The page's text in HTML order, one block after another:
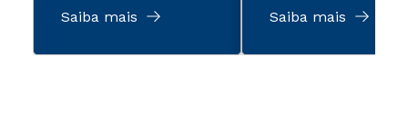
Saiba mais Saiba mais